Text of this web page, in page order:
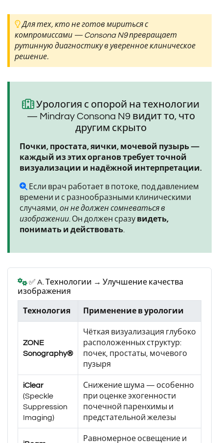
Для тех, кто не готов мириться с
компромиссами — Consona N9 превращает
рутинную диагностику в уверенное клиническое
решение.
Урология с опорой на технологии
— Mindray Consona N9 видит то, что
другим скрыто
Почки, простата, яички, мочевой пузырь —
каждый из этих органов требует точной
визуализации и надёжной интерпретации.
Если врач работает в потоке, под давлением
времени и с разнообразными клиническими
случаями, он не должен сомневаться в
изображении . Он должен сразу видеть,
понимать и действовать
✅ A. Технологии → Улучшение качества
изображения
Технология Применение в урологии
ZONE
Sonography®
Чёткая визуализация глубоко
расположенных структур:
почек, простаты, мочевого
пузыря
iClear
(Speckle
Suppression
Imaging)
Снижение шума — особенно
при оценке эхогенности
почечной паренхимы и
предстательной железы
Равномерное освещение и